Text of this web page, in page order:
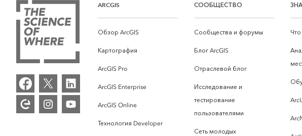
ARCGIS
Обзор ArcGIS
Картография
ArcGIS Pro
ArcGIS Enterprise
ArcGIS Online
Технология Developer
СООБЩЕСТВО
Сообщества и форумы
Блог ArcGIS
Отраслевой блог
Исследование и
тестирование
пользователями
Сеть молодых